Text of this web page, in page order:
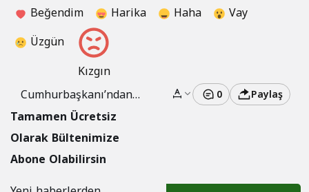
Beğendim
Harika Haha
Vay
Üzgün
Kızgın
Cumhurbaşkanı’ndan
2023’Te Gazze Için
Yoğun Diplomasi
0 Paylaş
Tamamen Ücretsiz
Olarak Bültenimize
Abone Olabilirsin